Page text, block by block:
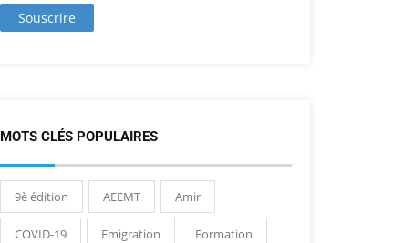
MOTS CLÉS POPULAIRES
9è édition AEEMT Amir
COVID-19 Emigration Formation